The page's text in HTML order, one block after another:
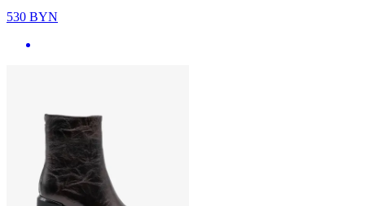
530 BYN